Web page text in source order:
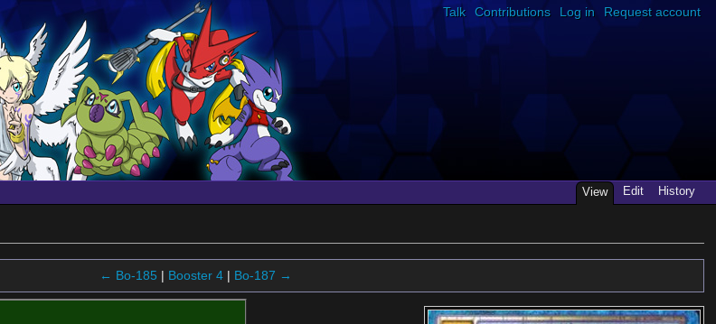
← Bo-185 | Booster 4 | Bo-187 →
Talk Contributions Log in Request account
View Edit History